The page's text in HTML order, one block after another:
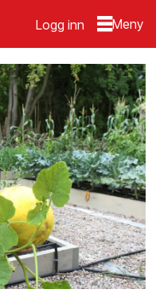
Logg inn